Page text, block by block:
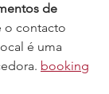
de
o contacto
é uma
booking